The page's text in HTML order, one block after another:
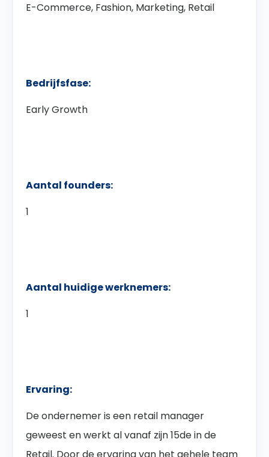
E-Commerce, Fashion, Marketing, Retail
Bedrijfsfase:
Early Growth
Aantal founders:
1
Aantal huidige werknemers:
1
Ervaring:
De ondernemer is een retail manager
geweest en werkt al vanaf zijn 15de in de